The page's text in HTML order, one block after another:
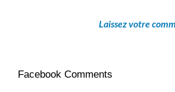
Laissez votre
Facebook Comments